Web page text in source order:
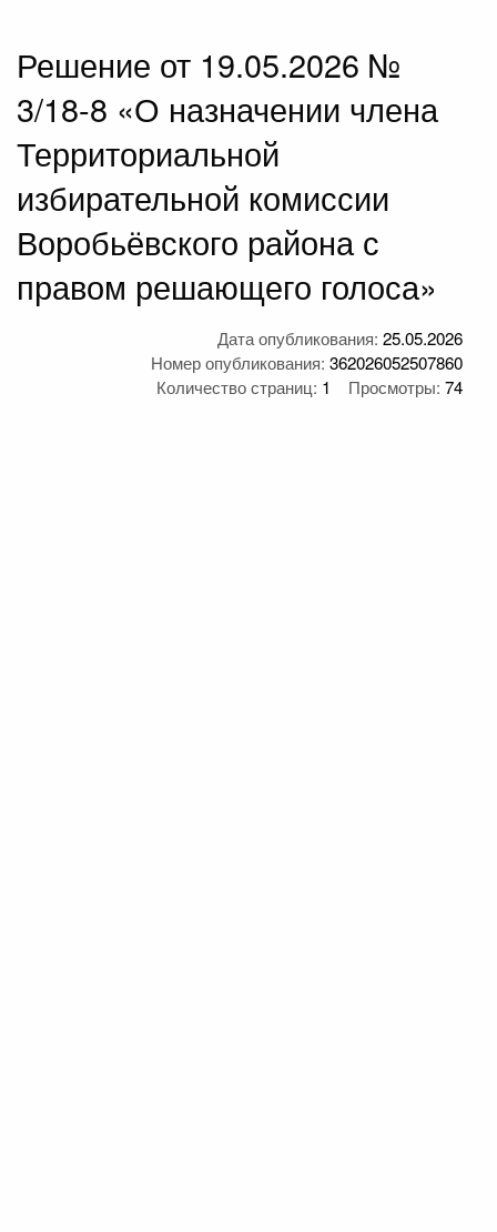
Решение от 19.05.2026 №
3/18-8 «О назначении члена
Территориальной
избирательной комиссии
Воробьёвского района с
правом решающего голоса»
Дата опубликования: 25.05.2026
Номер опубликования: 362026052507860
Количество страниц: 1 Просмотры: 74